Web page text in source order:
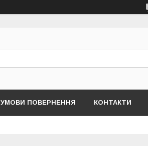
УМОВИ ПОВЕРНЕННЯ КОНТАКТИ